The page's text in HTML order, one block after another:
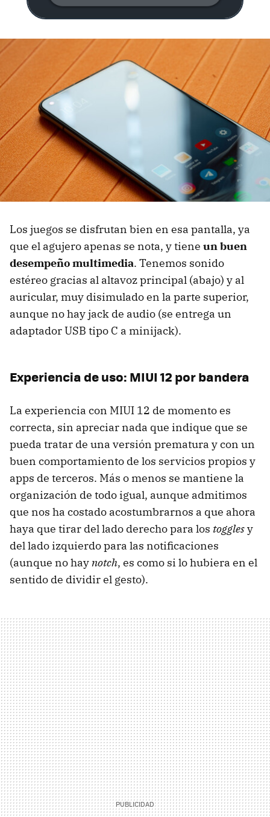
Los juegos se disfrutan bien en esa pantalla, ya
que el agujero apenas se nota, y tiene un buen
desempeño multimedia. Tenemos sonido
estéreo gracias al altavoz principal (abajo) y al
auricular, muy disimulado en la parte superior,
aunque no hay jack de audio (se entrega un
adaptador USB tipo C a minijack).
Experiencia de uso: MIUI 12 por bandera
La experiencia con MIUI 12 de momento es
correcta, sin apreciar nada que indique que se
pueda tratar de una versión prematura y con un
buen comportamiento de los servicios propios y
apps de terceros. Más o menos se mantiene la
organización de todo igual, aunque admitimos
que nos ha costado acostumbrarnos a que ahora
haya que tirar del lado derecho para los togglesy
del lado izquierdo para las notificaciones
(aunque no haynotch, es como si lo hubiera en el
sentido de dividir el gesto).